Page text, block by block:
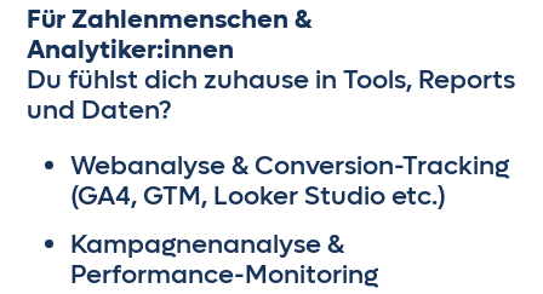
Für Zahlenmenschen &
Analytiker:innen
Du fühlst dich zuhause in Tools, Reports
und Daten?
Webanalyse & Conversion-Tracking
(GA4, GTM, Looker Studio etc.)
Kampagnenanalyse &
Performance-Monitoring